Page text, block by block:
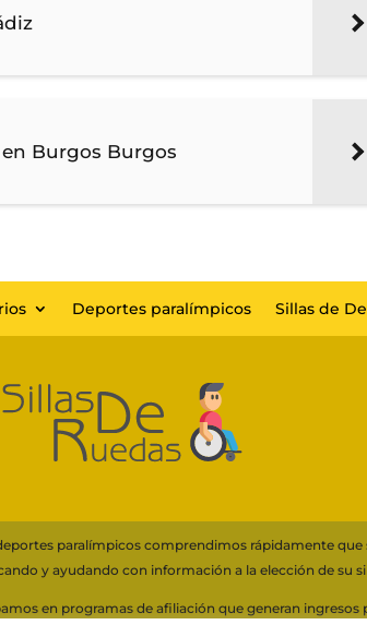
Burgos Burgos
Deportes paralímpicos Sillas de
paralímpicos comprendimos rápidamente
y ayudando con información a la elección de su
en programas de afiliación que generan